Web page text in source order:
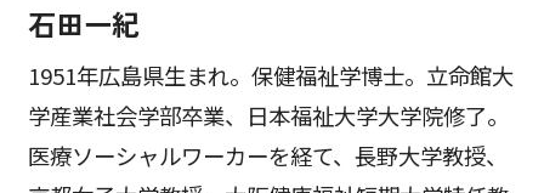
石田一紀
1951年広島県生まれ。保健福祉学博士。立命館大
学産業社会学部卒業、日本福祉大学大学院修了。
医療ソーシャルワーカーを経て、長野大学教授、